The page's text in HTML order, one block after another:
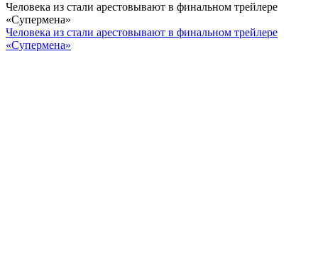
Человека из стали арестовывают в финальном трейлере
«Супермена»
Человека из стали арестовывают в финальном трейлере
«Супермена»